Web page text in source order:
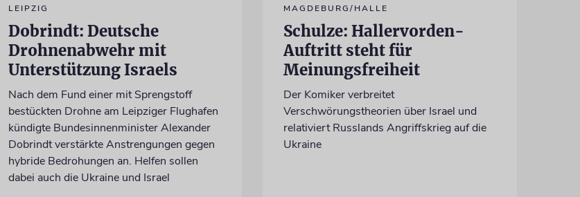
LEIPZIG
Dobrindt: Deutsche
Drohnenabwehr mit
Unterstützung Israels
Nach dem Fund einer mit Sprengstoff
bestückten Drohne am Leipziger Flughafen
kündigte Bundesinnenminister Alexander
Dobrindt verstärkte Anstrengungen gegen
hybride Bedrohungen an. Helfen sollen
dabei auch die Ukraine und Israel
MAGDEBURG/HALLE
Schulze: Hallervorden-
Auftritt steht für
Meinungsfreiheit
Der Komiker verbreitet
Verschwörungstheorien über Israel und
relativiert Russlands Angriffskrieg auf die
Ukraine